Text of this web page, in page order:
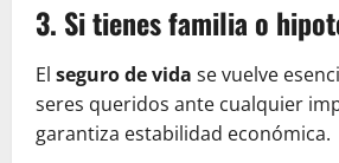
3. Si tienes familia o
El seguro de vida se vuelve
seres queridos ante cualquier
garantiza estabilidad económica.